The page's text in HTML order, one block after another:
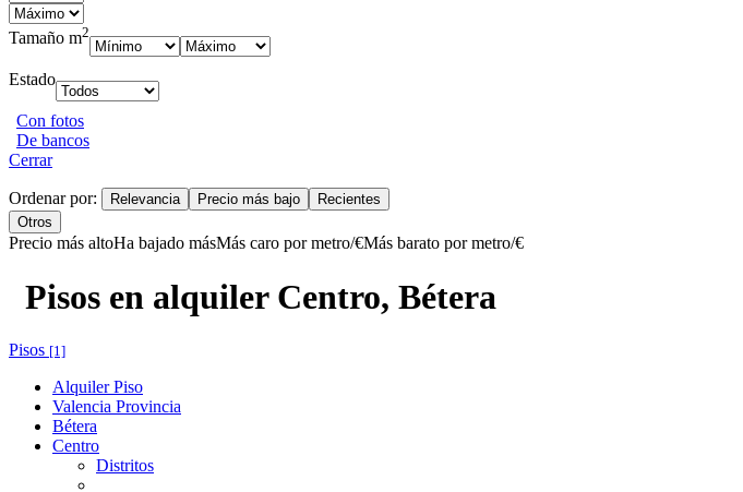
Tamaño m2
Estado
Con fotos
De bancos
Cerrar
Ordenar por: Relevancia Precio más bajo
Recientes
Otros
Precio más altoHa bajado másMás caro por metro/€Más barato por metro/€
Pisos en alquiler Centro, Bétera
Pisos [1]
Alquiler Piso
Valencia Provincia
Bétera
Centro
Distritos